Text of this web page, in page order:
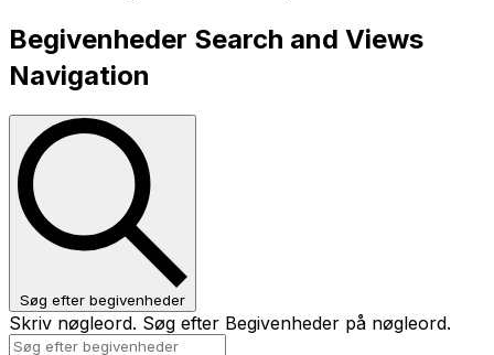
Begivenheder Search and Views
Navigation
Søg efter begivenheder
Skriv nøgleord. Søg efter Begivenheder på nøgleord.